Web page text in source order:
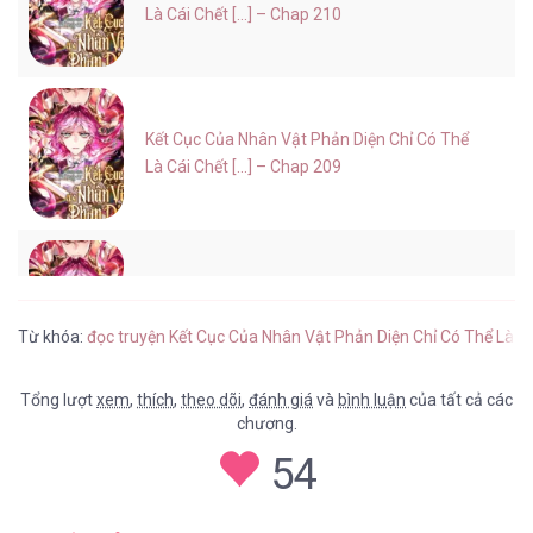
Là Cái Chết [...] – Chap 210
Kết Cục Của Nhân Vật Phản Diện Chỉ Có Thể
Là Cái Chết [...] – Chap 209
Là Cái Chết [...] – Chap 207
Từ khóa: đọc truyện Kết Cục Của Nhân Vật Phản Diện Chỉ Có Thể Là
Tổng lượtxem, thích, theo dõi, đánh giá và bình luận của tất cả các
chương.
54